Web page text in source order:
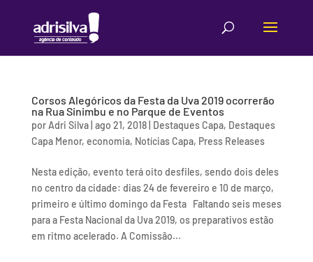
Corsos Alegóricos da Festa da Uva 2019 ocorrerão
na Rua Sinimbu e no Parque de Eventos
porAdri Silva| ago 21, 2018| Destaques Capa, Destaques
Capa Menor, economia, Notícias Capa, Press Releases
Nesta edição, evento terá oito desfiles, sendo dois deles
no centro da cidade: dias 24 de fevereiro e 10 de março,
primeiro e último domingo da Festa Faltando seis meses
para a Festa Nacional da Uva 2019, os preparativos estão
em ritmo acelerado. A Comissão...